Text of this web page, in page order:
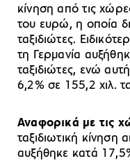
κίνηση από τις
του ευρώ, η οποία
ταξιδιώτες.
τη Γερμανία
ταξιδιώτες, ενώ
6,2% σε 155,2 χιλ.
Αναφορικά με τις
ταξιδιωτική κίνηση
αυξήθηκε κατά